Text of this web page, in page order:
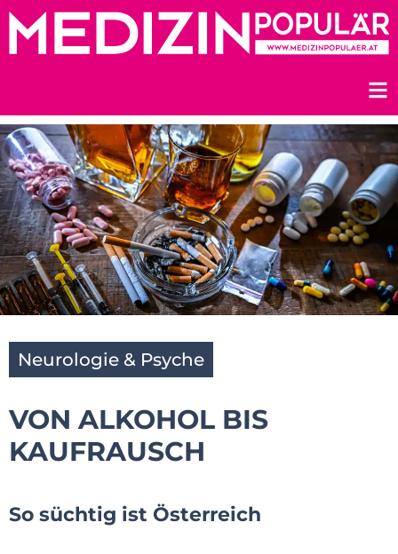
Zum
Inhalt
Neurologie & Psyche
VON ALKOHOL BIS
KAUFRAUSCH
So süchtig ist Österreich